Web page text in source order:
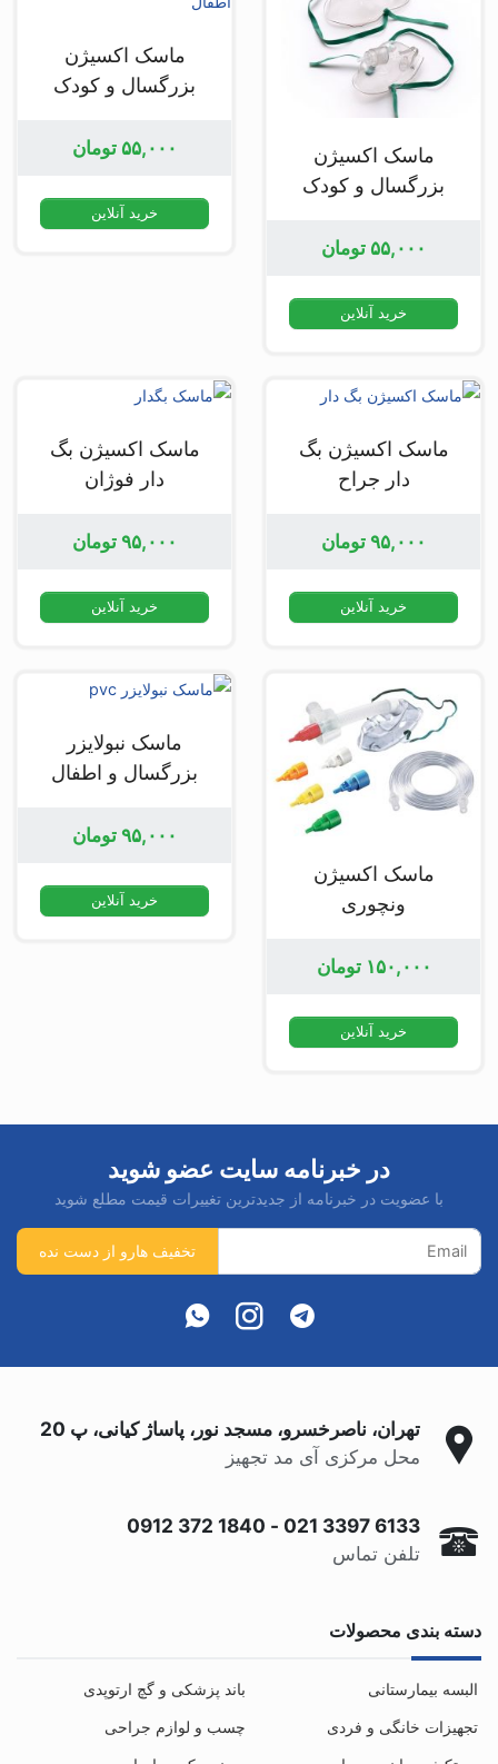
ماسک اکسیژن
بزرگسال و کودک
۵۵,۰۰۰ تومان
خرید آنلاین
ماسک اکسیژن
بزرگسال و کودک
۵۵,۰۰۰ تومان
خرید آنلاین
ماسک اکسیژن بگ
دار جراح
۹۵,۰۰۰ تومان
خرید آنلاین
ماسک اکسیژن بگ
دار فوژان
۹۵,۰۰۰ تومان
خرید آنلاین
ماسک اکسیژن
ونچوری
۱۵۰,۰۰۰ تومان
خرید آنلاین
ماسک نبولایزر
بزرگسال و اطفال
۹۵,۰۰۰ تومان
خرید آنلاین
در خبرنامه سایت عضو شوید
با عضویت در خبرنامه از جدیدترین تغییرات قیمت مطلع شوید
تهران، ناصرخسرو، مسجد نور، پاساژ کیانی، پ 20
محل مرکزی آی مد تجهیز
021 3397 6133
-
0912 372 1840
تلفن تماس
دسته بندی محصولات
البسه بیمارستانی
باند پزشکی و گچ ارتوپدی
تجهیزات خانگی و فردی
چسب و لوازم جراحی